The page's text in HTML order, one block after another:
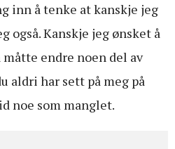
inn å tenke at kanskje jeg
også. Kanskje jeg ønsket å
endre noen del av
aldri har sett på meg på
noe som manglet.